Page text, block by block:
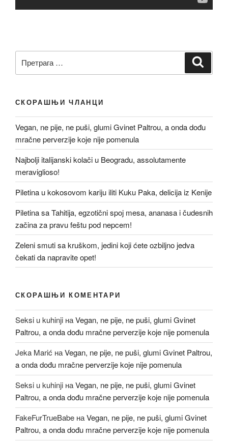
за:
СКОРАШЊИ ЧЛАНЦИ
Vegan, ne pije, ne puši, glumi Gvinet Paltrou, a onda dođu
mračne perverzije koje nije pomenula
Najbolji italijanski kolači u Beogradu, assolutamente
meraviglioso!
Piletina u kokosovom kariju iliti Kuku Paka, delicija iz Kenije
Piletina sa Tahitija, egzotični spoj mesa, ananasa i čudesnih
začina za pravu feštu pod nepcem!
Zeleni smuti sa kruškom, jedini koji ćete ozbiljno jedva
čekati da napravite opet!
СКОРАШЊИ КОМЕНТАРИ
Seksi u kuhinji наVegan, ne pije, ne puši, glumi Gvinet
Paltrou, a onda dođu mračne perverzije koje nije pomenula
Jeka Marić наVegan, ne pije, ne puši, glumi Gvinet Paltrou,
a onda dođu mračne perverzije koje nije pomenula
Seksi u kuhinji наVegan, ne pije, ne puši, glumi Gvinet
Paltrou, a onda dođu mračne perverzije koje nije pomenula
FakeFurTrueBabe наVegan, ne pije, ne puši, glumi Gvinet
Paltrou, a onda dođu mračne perverzije koje nije pomenula